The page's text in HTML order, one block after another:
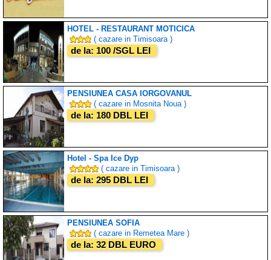
HOTEL - RESTAURANT MOTICICA
( cazare in Timisoara )
de la: 100 /SGL LEI
PENSIUNEA CASA IORGOVANUL
( cazare in Mosnita Noua )
de la: 180 DBL LEI
Hotel - Spa Ice Dyp
( cazare in Timisoara )
de la: 295 DBL LEI
PENSIUNEA SOFIA
( cazare in Remetea Mare )
de la: 32 DBL EURO